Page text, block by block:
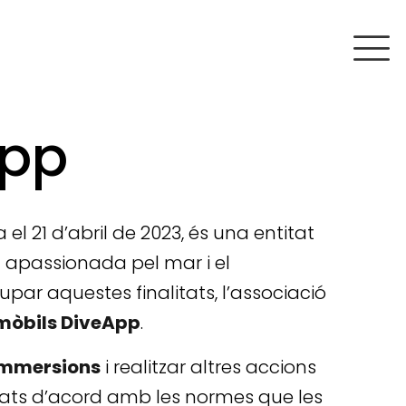
21 d’abril de 2023, és una entitat
apassionada pel mar i el
aquestes finalitats, l’associació
DiveApp.
i realitzar altres accions
d’acord amb les normes que les